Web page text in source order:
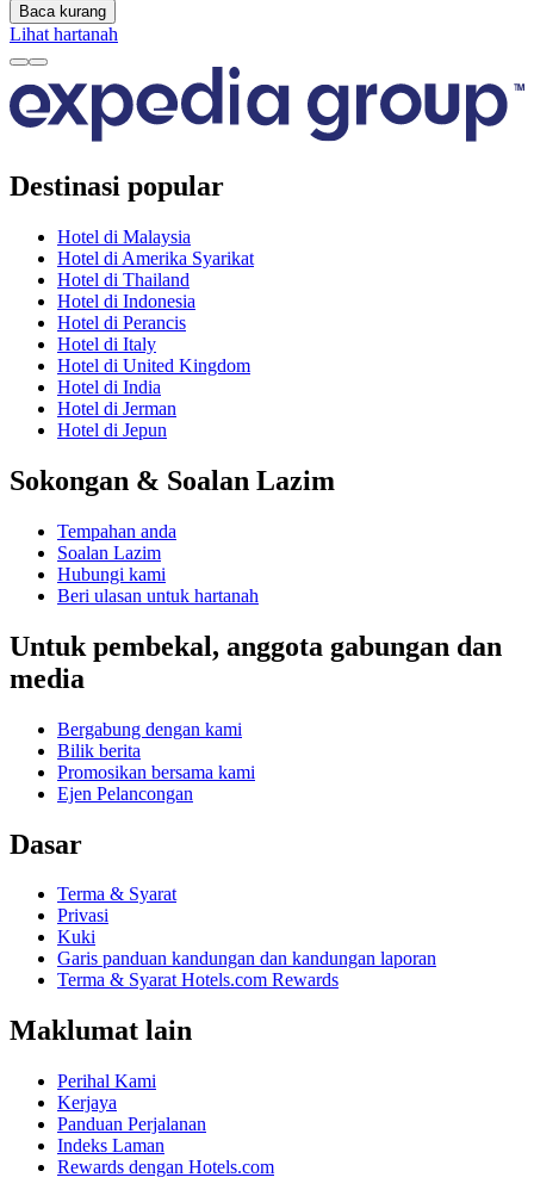
Baca kurang
Lihat hartanah
Destinasi popular
Hotel di Malaysia
Hotel di Amerika Syarikat
Hotel di Thailand
Hotel di Indonesia
Hotel di Perancis
Hotel di Italy
Hotel di United Kingdom
Hotel di India
Hotel di Jerman
Hotel di Jepun
Sokongan & Soalan Lazim
Tempahan anda
Soalan Lazim
Hubungi kami
Beri ulasan untuk hartanah
Untuk pembekal, anggota gabungan dan
media
Bergabung dengan kami
Bilik berita
Promosikan bersama kami
Ejen Pelancongan
Dasar
Terma & Syarat
Privasi
Kuki
Garis panduan kandungan dan kandungan laporan
Terma & Syarat Hotels.com Rewards
Maklumat lain
Perihal Kami
Kerjaya
Panduan Perjalanan
Indeks Laman
Rewards dengan Hotels.com